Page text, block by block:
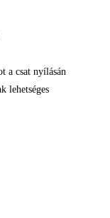
a csat nyílásán
lehetséges